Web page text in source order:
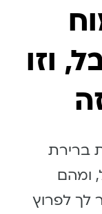
וזו
ברירת
ומהם
לך לפרוץ